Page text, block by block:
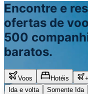
Encontre e
ofertas de
500
baratos.
Voos Hotéis +
Ida e volta
Somente Ida